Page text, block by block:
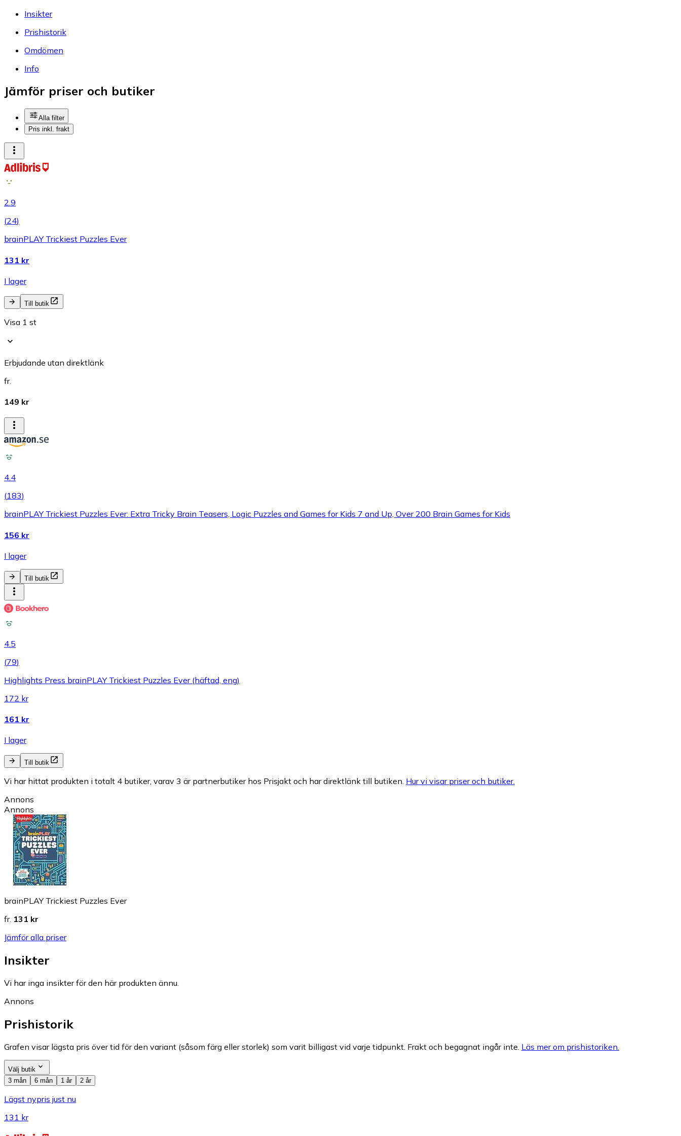
Insikter
Prishistorik
Omdömen
Info
Jämför priser och butiker
Alla filter
Pris inkl. frakt
2.9
(24)
brainPLAY Trickiest Puzzles Ever
131 kr
I lager
Till butik
Visa 1 st
Erbjudande utan direktlänk
fr.
149 kr
4.4
(183)
brainPLAY Trickiest Puzzles Ever: Extra Tricky Brain Teasers, Logic Puzzles and Games for Kids 7 and Up, Over 200 Brain Games for Kids
156 kr
I lager
Till butik
4.5
(79)
Highlights Press brainPLAY Trickiest Puzzles Ever (häftad, eng)
172 kr
161 kr
I lager
Till butik
Vi har hittat produkten i totalt 4 butiker, varav 3 är partnerbutiker hos Prisjakt och har direktlänk till butiken. Hur vi visar priser och butiker.
Annons
Annons
brainPLAY Trickiest Puzzles Ever
fr. 131 kr
Jämför alla priser
Insikter
Vi har inga insikter för den här produkten ännu.
Annons
Prishistorik
Grafen visar lägsta pris över tid för den variant (såsom färg eller storlek) som varit billigast vid varje tidpunkt. Frakt och begagnat ingår inte. Läs mer om prishistoriken.
Välj butik
3 mån
6 mån 1 år 2 år
Lägst nypris just nu
131 kr